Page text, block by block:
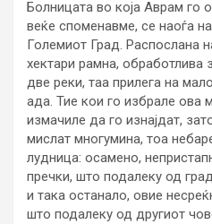
Болницата во која Аврам го
веќе споменавме, се наоѓа
Големиот Град. Распослана
хектари рамна, обработлива
две реки, таа прилега на
ада. Тие кои го избрале ова
измачиле да го изнајдат,
мислат многумина, тоа
лудница: осамено,
пречки, што подалеку од
и така останало, овие
што подалеку од другиот